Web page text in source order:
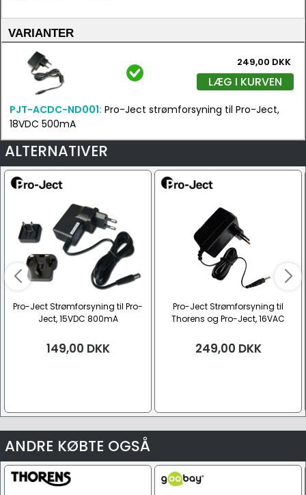
VARIANTER
249,00 DKK
LÆG I KURVEN
PJT-ACDC-ND001: Pro-Ject strømforsyning til Pro-Ject,
18VDC 500mA
ALTERNATIVER
Pro-Ject Strømforsyning til Pro-
Ject, 15VDC 800mA
149,00 DKK
Pro-Ject Strømforsyning til
Thorens og Pro-Ject, 16VAC
249,00 DKK
ANDRE KØBTE OGSÅ